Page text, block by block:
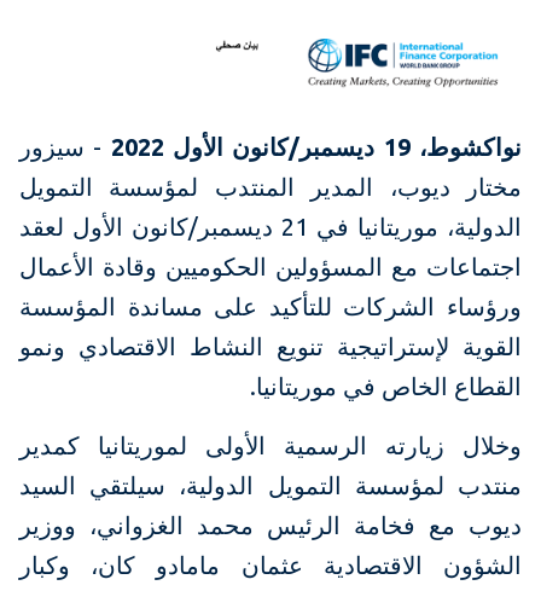
نواكشوط، 19 ديسمبر/كانون الأول 2022
- سيزور
مختار ديوب، المدير المنتدب لمؤسسة التمويل
الدولية، موريتانيا في 21 ديسمبر/كانون الأول لعقد
اجتماعات مع المسؤولين الحكوميين وقادة الأعمال
ورؤساء الشركات للتأكيد على مساندة المؤسسة
القوية لإستراتيجية تنويع النشاط الاقتصادي ونمو
القطاع الخاص في موريتانيا.
وخلال زيارته الرسمية الأولى لموريتانيا كمدير
منتدب لمؤسسة التمويل الدولية، سيلتقي السيد
ديوب مع فخامة الرئيس محمد الغزواني، ووزير
الشؤون الاقتصادية عثمان مامادو كان، وكبار